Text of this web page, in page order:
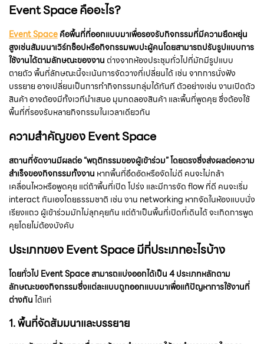
Event Space คืออะไร?
Event Spaceคือพื้นที่ที่ออกแบบมาเพื่อรองรับกิจกรรมที่มีความยืดหยุ่น
สูงเช่นสัมมนาเวิร์กช็อปหรือกิจกรรมพบปะผู้คนโดยสามารถปรับรูปแบบการ
ใช้งานได้ตามลักษณะของงาน ต่างจากห้องประชุมทั่วไปที่มักมีรูปแบบ
ตายตัว พื้นที่ลักษณะนี้จะเน้นการจัดวางที่เปลี่ยนได้ เช่น จากการนั่งฟัง
บรรยาย อาจเปลี่ยนเป็นการทำกิจกรรมกลุ่มได้ทันที ตัวอย่างเช่น งานเปิดตัว
สินค้า อาจต้องมีทั้งเวทีนำเสนอ มุมทดลองสินค้า และพื้นที่พูดคุย ซึ่งต้องใช้
พื้นที่ที่รองรับหลายกิจกรรมในเวลาเดียวกัน
ความสำคัญของ Event Space
สถานที่จัดงานมีผลต่อ “พฤติกรรมของผู้เข้าร่วม” โดยตรงซึ่งส่งผลต่อความ
สำเร็จของกิจกรรมทั้งงาน หากพื้นที่อึดอัดหรือจัดไม่ดี คนจะไม่กล้า
เคลื่อนไหวหรือพูดคุย แต่ถ้าพื้นที่เปิด โปร่ง และมีการจัด flow ที่ดี คนจะเริ่ม
interact กันเองโดยธรรมชาติ เช่น งาน networking หากจัดในห้องแบบนั่ง
เรียงแถว ผู้เข้าร่วมมักไม่ลุกคุยกัน แต่ถ้าเป็นพื้นที่เปิดที่เดินได้ จะเกิดการพูด
คุยโดยไม่ต้องบังคับ
ประเภทของ Event Space มีกี่ประเภทอะไรบ้าง
โดยทั่วไป Event Space สามารถแบ่งออกได้เป็น 4 ประเภทหลักตาม
ลักษณะของกิจกรรมซึ่งแต่ละแบบถูกออกแบบมาเพื่อแก้ปัญหาการใช้งานที่
ต่างกันได้แก่
1.พื้นที่จัดสัมมนาและบรรยาย